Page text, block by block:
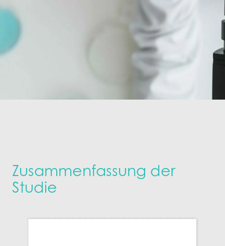
Zusammenfassung der
Studie